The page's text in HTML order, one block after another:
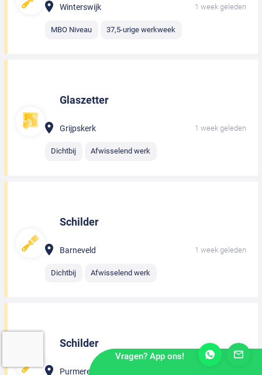
Winterswijk 1 week geleden
MBO Niveau 37,5-urige werkweek
Glaszetter
Grijpskerk 1 week geleden
Dichtbij Afwisselend werk
Schilder
Barneveld 1 week geleden
Dichtbij Afwisselend werk
Schilder
Purmerend
Vragen? App ons!